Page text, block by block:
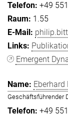
+49
1.55
Emergent
Eberhard
Geschäftsführender
+49